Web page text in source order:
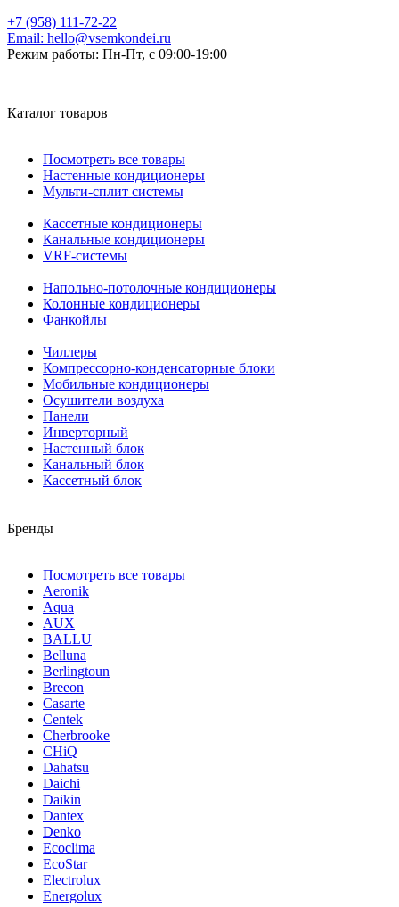
+7 (958) 111-72-22
Email: hello@vsemkondei.ru
Режим работы: Пн-Пт, с 09:00-19:00
Каталог товаров
Посмотреть все товары
Настенные кондиционеры
Мульти-сплит системы
Кассетные кондиционеры
Канальные кондиционеры
VRF-системы
Напольно-потолочные кондиционеры
Колонные кондиционеры
Фанкойлы
Чиллеры
Компрессорно-конденсаторные блоки
Мобильные кондиционеры
Осушители воздуха
Панели
Инверторный
Настенный блок
Канальный блок
Кассетный блок
Бренды
Посмотреть все товары
Aeronik
Aqua
AUX
BALLU
Belluna
Berlingtoun
Breeon
Casarte
Centek
Cherbrooke
CHiQ
Dahatsu
Daichi
Daikin
Dantex
Denko
Ecoclima
EcoStar
Electrolux
Energolux